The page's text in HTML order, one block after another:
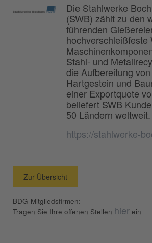
Die Stahlwerke
(SWB) zählt zu den
führenden
hochverschleißfeste
Stahl- und
die Aufbereitung
Hartgestein und
einer Exportquote
beliefert SWB
50 Ländern weltweit.
https://stahlwerke-
Zur Übersicht
BDG-Mitgliedsfirmen:
Tragen Sie Ihre offenen Stellen hier ein